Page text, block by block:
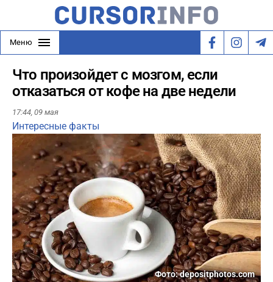
Меню
Что произойдет с мозгом, если
отказаться от кофе на две недели
17:44, 09 мая
Интересные факты
Фото: depositphotos.com